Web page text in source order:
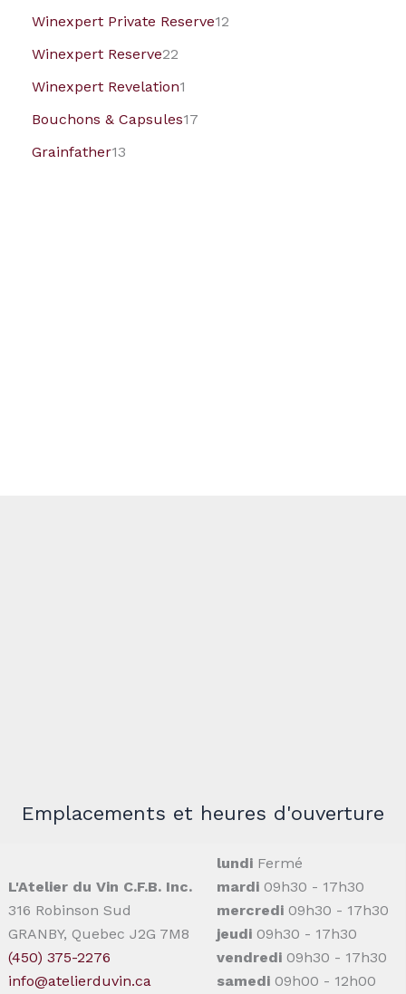
Winexpert Private Reserve12
Winexpert Reserve22
Winexpert Revelation1
Bouchons & Capsules17
Grainfather13
Emplacements et heures d'ouverture
L'Atelier du Vin C.F.B. Inc.
316 Robinson Sud
GRANBY, Quebec J2G 7M8
(450) 375-2276
info@atelierduvin.ca
lundi Fermé
mardi 09h30 - 17h30
mercredi 09h30 - 17h30
jeudi 09h30 - 17h30
vendredi 09h30 - 17h30
samedi 09h00 - 12h00